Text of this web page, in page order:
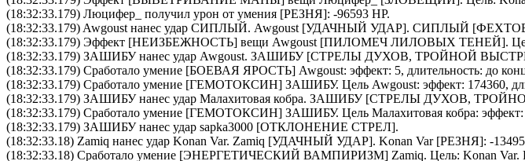
(18:32:33.179) Люцифер_
получил урон от умения [РЕЗНЯ]: -96593 HP.
(18:32:33.179) Awgoust нанес удар СИПЛЫЙ. Awgoust [УДАЧНЫЙ УДАР]. СИПЛЫЙ
(18:32:33.179) Эффект [НЕИЗБЕЖНОСТЬ] вещи Awgoust [ПИЛОМЕЧ ЛИЛОВЫХ ТЕНЕЙ].
(18:32:33.179) ЗАШИБУнанес удар Awgoust. ЗАШИБУ[СТРЕЛЫ ДУХОВ, ТРОЙНОЙ
(18:32:33.179) Сработало умение [БОЕВАЯ ЯРОСТЬ] Awgoust: эффект: 5, длительность: до
(18:32:33.179) Сработало умение [ГЕМОТОКСИН] ЗАШИБУ. Цель Awgoust: эффект: 174360,
(18:32:33.179) ЗАШИБУнанес удар Малахитовая кобра. ЗАШИБУ[СТРЕЛЫ ДУХОВ,
(18:32:33.179) Сработало умение [ГЕМОТОКСИН] ЗАШИБУ. Цель Малахитовая кобра:
(18:32:33.179) ЗАШИБУнанес удар sapka3000 [ОТКЛОНЕНИЕ СТРЕЛ].
(18:32:33.18) Zamiq нанес удар Konan Var. Zamiq [УДАЧНЫЙ УДАР]. Konan Var[РЕЗНЯ]: -
(18:32:33.18) Сработало умение [ЭНЕРГЕТИЧЕСКИЙ ВАМПИРИЗМ] Zamiq. Цель: Konan Var.